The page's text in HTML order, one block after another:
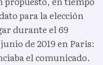
para la elección
durante el 69
de 2019 en París:
el comunicado.